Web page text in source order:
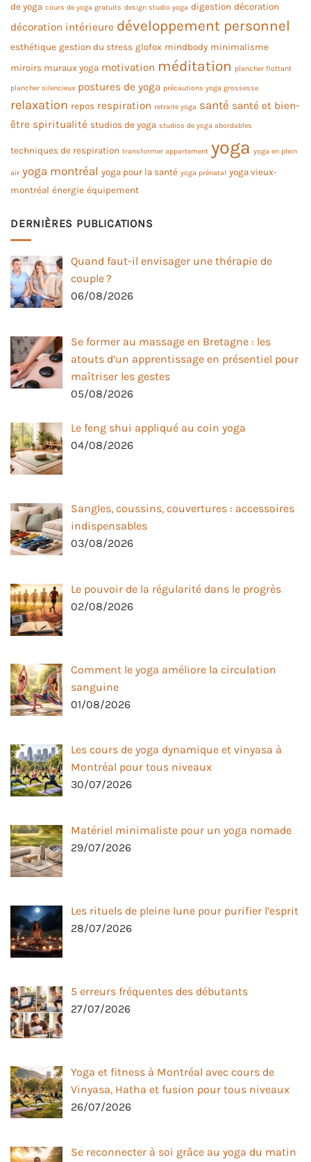
de yoga cours de yoga gratuits design studio yoga digestion décoration
décoration intérieure développement personnel
esthétique gestion du stress glofox mindbody minimalisme
miroirs muraux yoga motivation méditation plancher flottant
plancher silencieux postures de yoga précautions yoga grossesse
relaxation repos respiration retraite yoga santé santé et bien-
être spiritualité studios de yoga studios de yoga abordables
techniques de respiration transformer appartement yoga yoga en plein
air yoga montréal yoga pour la santé yoga prénatal yoga vieux-
montréal énergie équipement
DERNIÈRES PUBLICATIONS
Quand faut-il envisager une thérapie de
couple ?
06/08/2026
Se former au massage en Bretagne : les
atouts d’un apprentissage en présentiel pour
maîtriser les gestes
05/08/2026
Le feng shui appliqué au coin yoga
04/08/2026
Sangles, coussins, couvertures : accessoires
indispensables
03/08/2026
Le pouvoir de la régularité dans le progrès
02/08/2026
Comment le yoga améliore la circulation
sanguine
01/08/2026
Les cours de yoga dynamique et vinyasa à
Montréal pour tous niveaux
30/07/2026
Matériel minimaliste pour un yoga nomade
29/07/2026
Les rituels de pleine lune pour purifier l’esprit
28/07/2026
5 erreurs fréquentes des débutants
27/07/2026
Yoga et fitness à Montréal avec cours de
Vinyasa, Hatha et fusion pour tous niveaux
26/07/2026
Se reconnecter à soi grâce au yoga du matin